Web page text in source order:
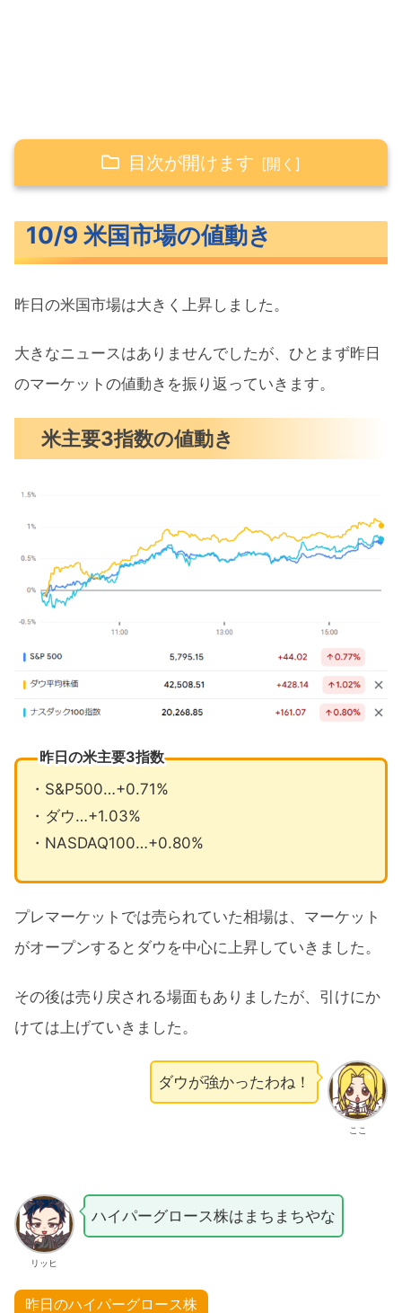
目次が開けます
米主要3指数の値動き
セクター別パフォーマンス
S&P500チャート分析
米国市場のトピックス
メタのチャットボット新たに21か国で
利用可能
中国部門のテスラ出荷台数が過去最高
10月の注目イベントについて
まとめ
10/9 米国市場の値動き
昨日の米国市場は大きく上昇しました。
大きなニュースはありませんでしたが、ひとまず昨日
のマーケットの値動きを振り返っていきます。
米主要3指数の値動き
昨日の米主要3指数
・S&P500…+0.71%
・ダウ…+1.03%
・NASDAQ100…+0.80%
プレマーケットでは売られていた相場は、マーケット
がオープンするとダウを中心に上昇していきました。
その後は売り戻される場面もありましたが、引けにか
けては上げていきました。
ここ
ダウが強かったわね！
リッヒ
ハイパーグロース株はまちまちやな
昨日のハイパーグロース株